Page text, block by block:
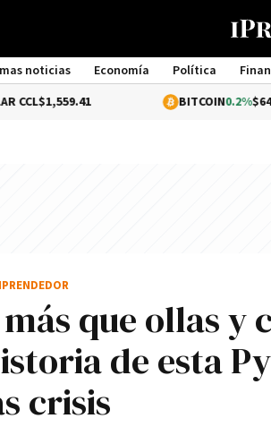
noticias Economía Política
0.2%$64,673.93
que ollas y
de esta
crisis